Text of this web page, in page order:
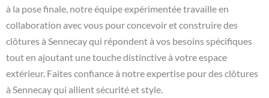
à la pose finale, notre équipe expérimentée travaille en
collaboration avec vous pour concevoir et construire des
clôtures à Sennecay qui répondent à vos besoins spécifiques
tout en ajoutant une touche distinctive à votre espace
extérieur. Faites confiance à notre expertise pour des clôtures
à Sennecay qui allient sécurité et style.